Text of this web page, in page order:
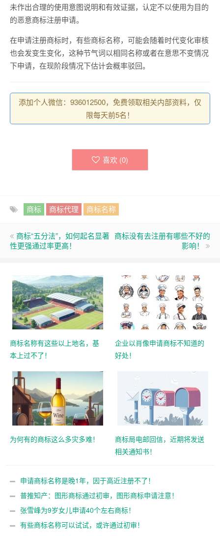
未作出合理的使用意图说明和有效证据，认定不以使用为目的
的恶意商标注册申请。
在申请注册商标时，有些商标名称，可能会随着时代变化审核
也会发变生变化，这种节气词以相同名称或者在意思不变情况
下申请，在现阶段情况下估计会概率驳回。
添加个人微信：936012500，免费领取相关内部资料，仅
限每天前5名！
喜欢 (0)
商标 商标代理 商标名称
商标“五分法”，如何起名显著
性更强通过率更高！
商标没有去注册有哪些不好的
影响！
商标名称有这些以上地名，基
本上过不了！
企业以肖像申请商标不知道的
好处！
为何有的商标这么多灾多难！
商标局电邮回信，近期将发送
相关通知书！
申请商标名称是晚1年，因于高近注册不了！
普推知产：图形商标通过初审，图形商标申请注意！
张雪峰为9岁女儿申请40个左右商标！
有些商标名称可以试试，或许通过初审！